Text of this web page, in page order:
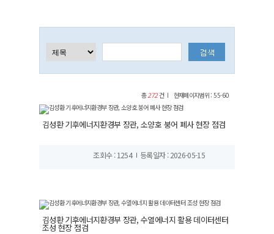
총272건 현재페이지범위 : 55-60
김성환 기후에너지환경부 장관, 소양호 붕어 폐사 현장 점검
조회수 : 1254 등록일자 : 2026-05-15
김성환 기후에너지환경부 장관, 수열에너지 활용 데이터센터
조성 현장 점검